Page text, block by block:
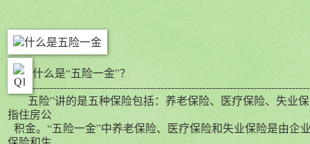
什么是“五险一金”？
五险”讲的是五种保险包括：养老保险、医疗保险、失业保
指住房公
积金。“五险一金”中养老保险、医疗保险和失业保险是由企